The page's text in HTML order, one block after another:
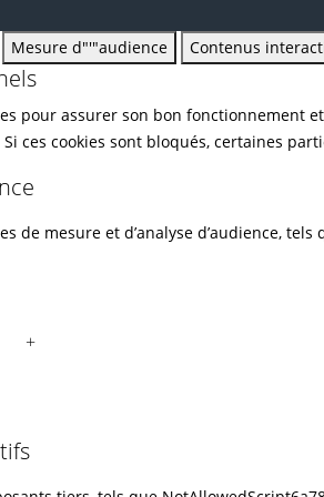
Mesure d"'"audience Contenus
pour assurer son bon fonctionnement
ces cookies sont bloqués, certaines
de mesure et d’analyse d’audience,
+